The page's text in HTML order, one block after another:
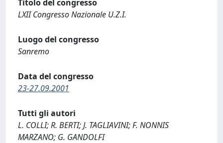
Titolo del congresso
LXII Congresso Nazionale U.Z.I.
Luogo del congresso
Sanremo
Data del congresso
23-27.09.2001
Tutti gli autori
L. COLLI; R. BERTI; J. TAGLIAVINI; F. NONNIS
MARZANO; G. GANDOLFI